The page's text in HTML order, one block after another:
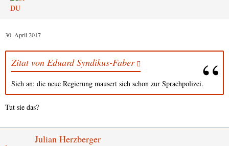
30. April 2017
Zitat von Eduard Syndikus-Faber
Sieh an: die neue Regierung mausert sich schon zur Sprachpolizei.
Tut sie das?
Julian Herzberger